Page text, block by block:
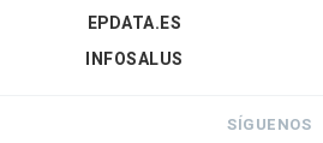
EPDATA.ES
INFOSALUS
SÍGUENOS